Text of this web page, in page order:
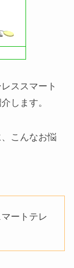
ススマート
します。
こんなお悩
ートテレ